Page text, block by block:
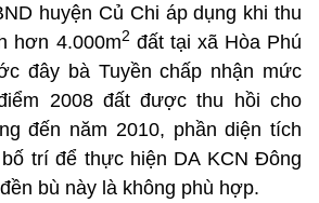
huyện Củ Chi áp dụng khi thu
hơn 4.000m2 đất tại xã Hòa Phú
đây bà Tuyền chấp nhận mức
2008 đất được thu hồi cho
đến năm 2010, phần diện tích
trí để thực hiện DA KCN Đông
bù này là không phù hợp.